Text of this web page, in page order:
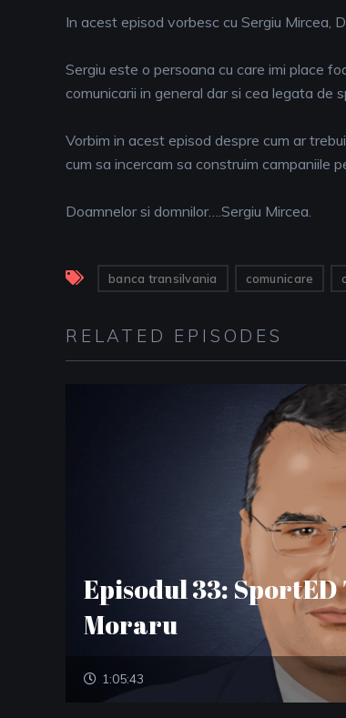
In acest episod vorbesc cu Sergiu Mircea,
Sergiu este o persoana cu care imi place
comunicarii in general dar si cea legata de
Vorbim in acest episod despre cum ar
cum sa incercam sa construim campaniile
Doamnelor si domnilor….Sergiu Mircea.
banca transilvania comunicare
RELATED EPISODES
Episodul 33:
Moraru
1:05:43